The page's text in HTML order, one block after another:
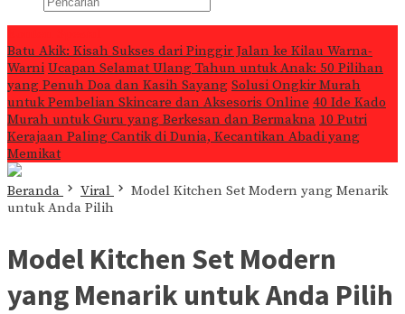
Batu Akik: Kisah Sukses dari Pinggir Jalan ke Kilau Warna-
Warni Ucapan Selamat Ulang Tahun untuk Anak: 50 Pilihan
yang Penuh Doa dan Kasih Sayang Solusi Ongkir Murah
untuk Pembelian Skincare dan Aksesoris Online 40 Ide Kado
Murah untuk Guru yang Berkesan dan Bermakna 10 Putri
Kerajaan Paling Cantik di Dunia, Kecantikan Abadi yang
Memikat
Beranda Viral
Model Kitchen Set Modern yang Menarik
untuk Anda Pilih
Model Kitchen Set Modern
yang Menarik untuk Anda Pilih